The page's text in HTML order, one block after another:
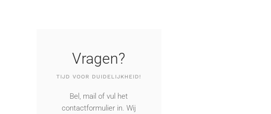
Vragen?
TIJD VOOR DUIDELIJKHEID!
Bel, mail of vul het
contactformulier in. Wij